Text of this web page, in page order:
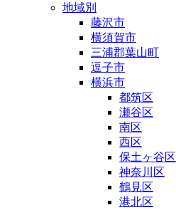
地域別
藤沢市
横須賀市
三浦郡葉山町
逗子市
横浜市
都筑区
瀬谷区
南区
西区
保土ヶ谷区
神奈川区
鶴見区
港北区